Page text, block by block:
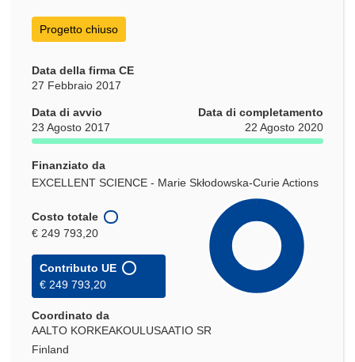
finestra)
Progetto chiuso
Data della firma CE
27 Febbraio 2017
Data di avvio
23 Agosto 2017
Data di completamento
22 Agosto 2020
Finanziato da
EXCELLENT SCIENCE - Marie Skłodowska-Curie Actions
Costo totale
€ 249 793,20
Contributo UE
€ 249 793,20
Coordinato da
AALTO KORKEAKOULUSAATIO SR
Finland